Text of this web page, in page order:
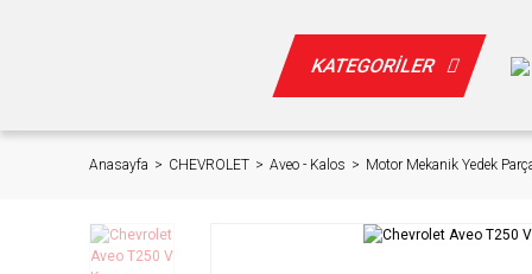
KATEGORİLER
Anasayfa CHEVROLET Aveo - Kalos Motor Mekanik Yedek